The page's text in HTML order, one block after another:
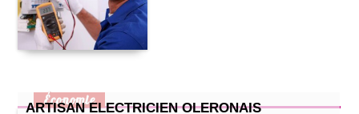
ARTISAN ELECTRICIEN OLERONAIS
Économie